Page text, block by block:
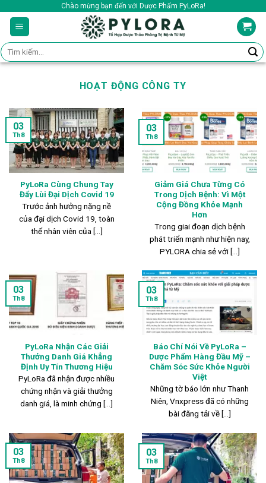
content
Chào mừng bạn đến với Dược Phẩm PyLoRa!
Tìm
kiếm:
HOẠT ĐỘNG CÔNG TY
PyLoRa Cùng Chung Tay
Đẩy Lùi Đại Dịch Covid 19
Trước ảnh hưởng nặng nề
của đại dịch Covid 19, toàn
thể nhân viên của [...]
03
Th8
Giảm Giá Chưa Từng Có
Trong Dịch Bệnh: Vì Một
Cộng Đồng Khỏe Mạnh
Hơn
Trong giai đoạn dịch bệnh
phát triển mạnh như hiện nay,
PYLORA chia sẻ với [...]
03
Th8
PyLoRa Nhận Các Giải
Thưởng Danh Giá Khẳng
Định Uy Tín Thương Hiệu
PyLoRa đã nhận được nhiều
chứng nhận và giải thưởng
danh giá, là minh chứng [...]
03
Th8
Báo Chí Nói Về PyLoRa –
Dược Phẩm Hàng Đầu Mỹ –
Chăm Sóc Sức Khỏe Người
Việt
Những tờ báo lớn như Thanh
Niên, Vnxpress đã có những
bài đăng tải về [...]
03
Th8
03
Th8
03
Th8